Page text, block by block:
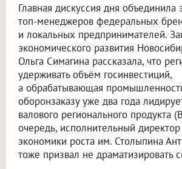
Главная дискуссия дня объединила
топ-менеджеров федеральных
и локальных предпринимателей.
экономического развития
Ольга Симагина рассказала, что
удерживать объём госинвестиций,
а обрабатывающая
оборонзаказу уже два года
валового регионального продукта
очередь, исполнительный
экономики роста им. Столыпина
тоже призвал не драматизировать